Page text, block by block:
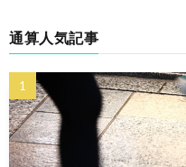
通算人気記事